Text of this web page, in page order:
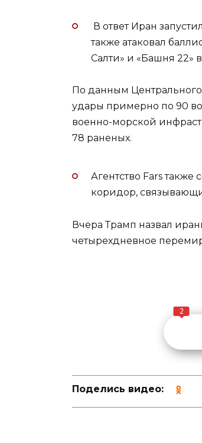
В ответ Иран
также атаковал
Салти» и «Башня 22»
По данным
удары примерно по 90
военно-морской
78 раненых.
Агентство Fars также
коридор,
Вчера Трамп назвал
четырехдневное
2
Поделись видео: